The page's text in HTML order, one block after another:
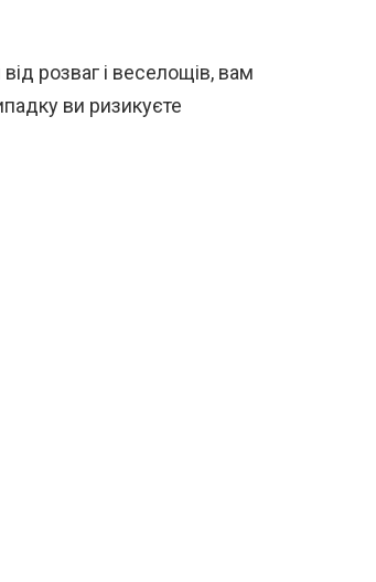
розваг і веселощів, вам
ви ризикуєте